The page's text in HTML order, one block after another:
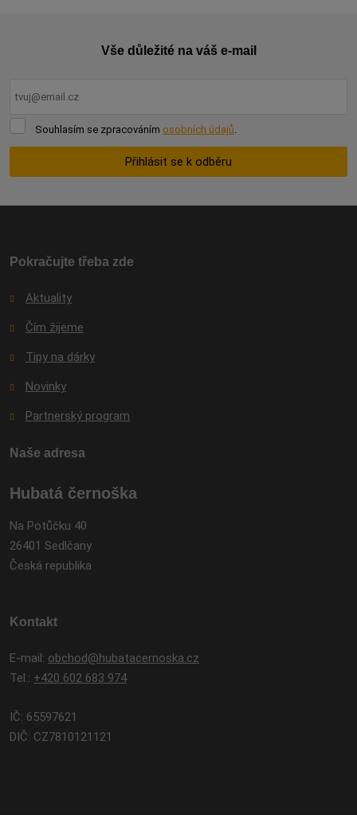
Vše důležité na váš e-mail
Souhlasím
Souhlasím se zpracováním osobních údajů
Přihlásit se k odběru
odeslat.
Pokračujte třeba zde
Aktuality
Čím žijeme
Tipy na dárky
Novinky
Partnerský program
Naše adresa
Hubatá černoška
Na Potůčku 40
26401 Sedlčany
Česká republika
Kontakt
E-mail: obchod@hubatacernoska.cz
Tel.: +420 602 683 974
IČ: 65597621
DIČ: CZ7810121121